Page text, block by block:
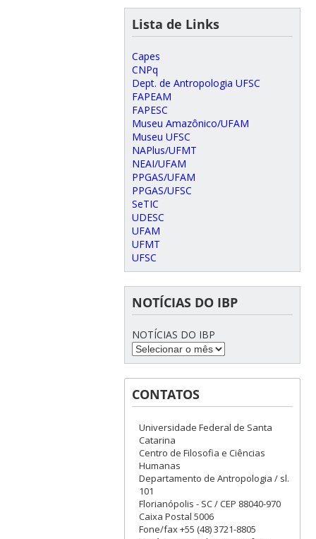
Lista de Links
Capes
CNPq
Dept. de Antropologia UFSC
FAPEAM
FAPESC
Museu Amazônico/UFAM
Museu UFSC
NAPlus/UFMT
NEAI/UFAM
PPGAS/UFAM
PPGAS/UFSC
SeTIC
UDESC
UFAM
UFMT
UFSC
NOTÍCIAS DO IBP
NOTÍCIAS DO IBP
CONTATOS
Universidade Federal de Santa
Catarina
Centro de Filosofia e Ciências
Humanas
Departamento de Antropologia / sl.
101
Florianópolis - SC / CEP 88040-970
Caixa Postal 5006
Fone/fax +55 (48) 3721-8805